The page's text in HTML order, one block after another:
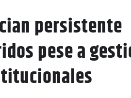
persistente
pese a